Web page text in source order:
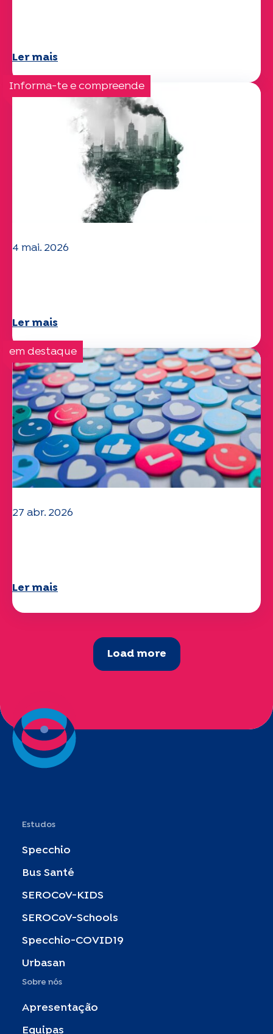
Ler mais
Informa-te e compreende
4 mai. 2026
Ler mais
em destaque
27 abr. 2026
Ler mais
Load more
Estudos
Specchio
Bus Santé
SEROCoV-KIDS
SEROCoV-Schools
Specchio-COVID19
Urbasan
Sobre nós
Apresentação
Equipas